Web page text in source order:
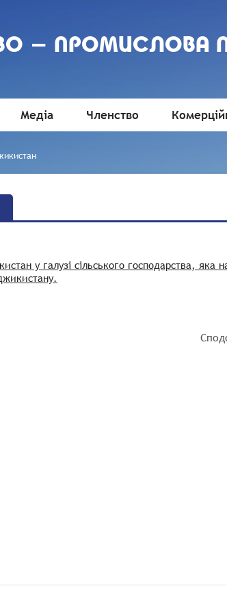
- ПРОМИСЛОВА
Медіа Членство
у галузі сільського господарства,